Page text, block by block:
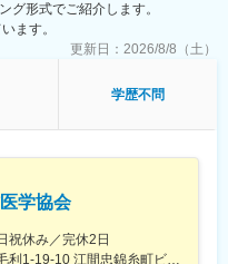
く、
／オペレーション）
らプロジェクトを前に進める
臨床研究支援
心で、アウトバウンドで「取っ
“成功させる推進”が重要
度
グ形式でご紹介します。
ます。
更新日： 2026/8/8（土）
学歴不問
学協会
祝休み／完休2日
【東日本事業本部】東京都江東区毛利1-19-10 江間忠錦糸町ビル※訪問先からの直行直帰が可能です！＜アクセス＞・JR総武線（快速・各駅停車）／東京メトロ半蔵門線 錦糸町駅より徒歩5分・東京メトロ半蔵門線／都営新宿線 住吉駅より徒歩5分※受動喫煙対策:屋内全面禁煙